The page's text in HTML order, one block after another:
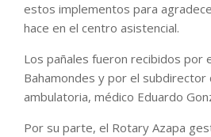
estos implementos para
hace en el centro asistencial.
Los pañales fueron recibidos por
Bahamondes y por el subdirector
ambulatoria, médico Eduardo
Por su parte, el Rotary Azapa